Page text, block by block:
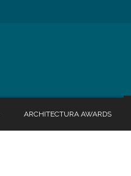
ARCHITECTURA AWARDS